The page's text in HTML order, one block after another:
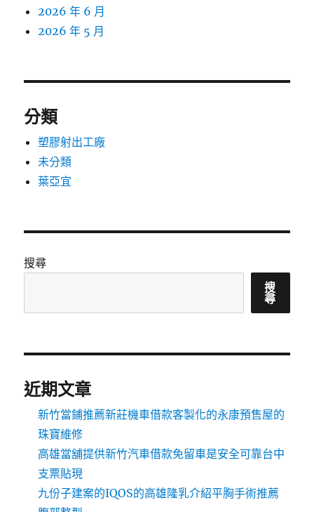
2026 年 6 月
2026 年 5 月
分類
塑膠射出工廠
未分類
葉亞宜
搜尋
搜
尋
近期文章
新竹當鋪推薦新莊機車借款客製化的永康預售屋的
珠寶維修
高雄當舖提供新竹汽車借款免留車是安全可靠台中
支票貼現
九份子建案的IQOS的高雄隆乳介紹平胸手術推薦